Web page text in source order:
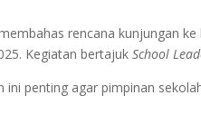
rencana kunjungan ke
Kegiatan bertajukSchool
penting agar pimpinan